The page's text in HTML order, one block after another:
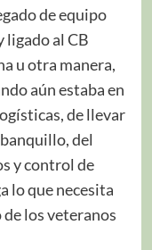
de equipo
ligado al CB
u otra manera,
aún estaba en
de llevar
del
y control de
lo que necesita
de los veteranos